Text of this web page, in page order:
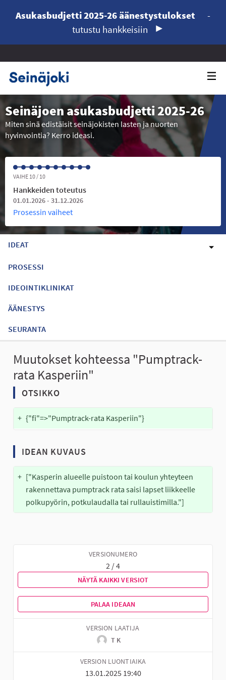
Asukasbudjetti 2025-26 äänestystulokset
-
tutustu hankkeisiin
Seinäjoen asukasbudjetti 2025-26
Miten sinä edistäisit seinäjokisten lasten ja nuorten
hyvinvointia? Kerro ideasi.
VAIHE 10 / 10
Hankkeiden toteutus
01.01.2026 - 31.12.2026
Prosessin vaiheet
IDEAT
PROSESSI
IDEOINTIKLINIKAT
ÄÄNESTYS
SEURANTA
Muutokset kohteessa "Pumptrack-
rata Kasperiin"
OTSIKKO
+ {"fi"=>"Pumptrack-rata Kasperiin"}
IDEAN KUVAUS
+ ["Kasperin alueelle puistoon tai koulun yhteyteen
rakennettava pumptrack rata saisi lapset liikkeelle
polkupyörin, potkulaudalla tai rullauistimilla."]
VERSIONUMERO
2 / 4
NÄYTÄ KAIKKI VERSIOT
PALAA IDEAAN
VERSION LAATIJA
T K
VERSION LUONTIAIKA
13.01.2025 19:40